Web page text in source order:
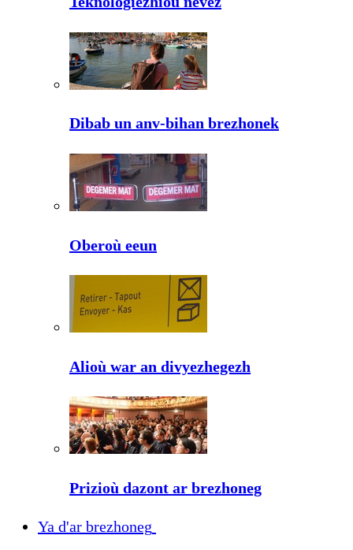
Dibab un anv-bihan brezhonek
Oberoù eeun
Alioù war an divyezhegezh
Prizioù dazont ar brezhoneg
Ya d'ar brezhoneg